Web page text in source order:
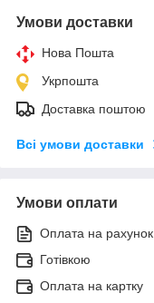
Умови доставки
Нова Пошта
Укрпошта
Доставка поштою
Всі умови доставки
Умови оплати
Оплата на рахунок
Готівкою
Оплата на картку